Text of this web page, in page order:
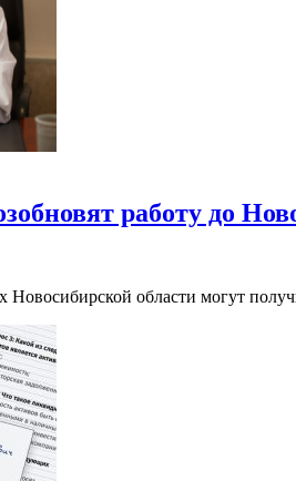
работу до
области могут